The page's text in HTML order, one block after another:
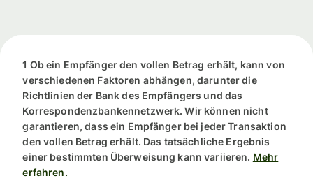
1 Ob ein Empfänger den vollen Betrag erhält, kann von
verschiedenen Faktoren abhängen, darunter die
Richtlinien der Bank des Empfängers und das
Korrespondenzbankennetzwerk. Wir können nicht
garantieren, dass ein Empfänger bei jeder Transaktion
den vollen Betrag erhält. Das tatsächliche Ergebnis
einer bestimmten Überweisung kann variieren. Mehr
erfahren.